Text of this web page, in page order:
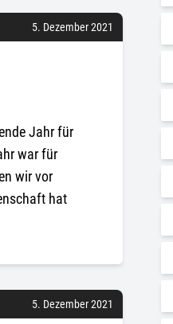
5. Dezember 2021
Jahr für
war für
wir vor
hat
5. Dezember 2021